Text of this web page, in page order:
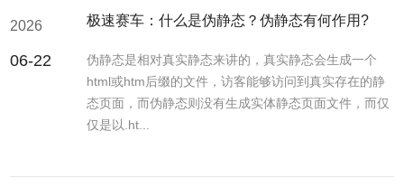
2026
06-22
极速赛车：什么是伪静态？伪静态有何作用?
伪静态是相对真实静态来讲的，真实静态会生成一个
html或htm后缀的文件，访客能够访问到真实存在的静
态页面，而伪静态则没有生成实体静态页面文件，而仅
仅是以.ht...